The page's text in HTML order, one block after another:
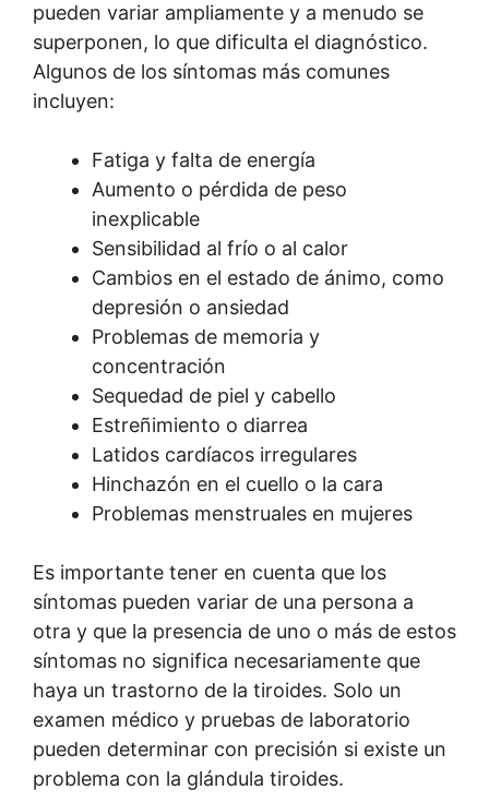
pueden variar ampliamente y a menudo se
superponen, lo que dificulta el diagnóstico.
Algunos de los síntomas más comunes
incluyen:
Fatiga y falta de energía
Aumento o pérdida de peso
inexplicable
Sensibilidad al frío o al calor
Cambios en el estado de ánimo, como
depresión o ansiedad
Problemas de memoria y
concentración
Sequedad de piel y cabello
Estreñimiento o diarrea
Latidos cardíacos irregulares
Hinchazón en el cuello o la cara
Problemas menstruales en mujeres
Es importante tener en cuenta que los
síntomas pueden variar de una persona a
otra y que la presencia de uno o más de estos
síntomas no significa necesariamente que
haya un trastorno de la tiroides. Solo un
examen médico y pruebas de laboratorio
pueden determinar con precisión si existe un
problema con la glándula tiroides.